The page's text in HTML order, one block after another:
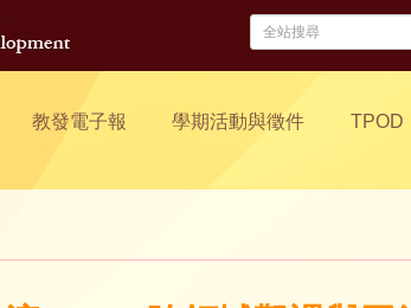
教發電子報 學期活動與徵件 TPOD